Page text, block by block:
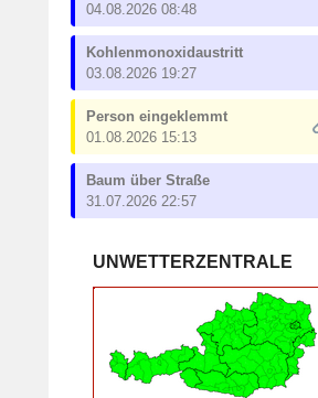
04.08.2026 08:48
Kohlenmonoxidaustritt
03.08.2026 19:27
Person eingeklemmt
01.08.2026 15:13
Baum über Straße
31.07.2026 22:57
UNWETTERZENTRALE